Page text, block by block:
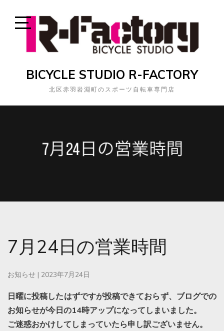
Open
Sidebar
BICYCLE STUDIO R-FACTORY
北区赤羽岩淵町のスポーツ自転車専門店
7月24日の営業時間
お知らせ | 2023年7月24日
日曜に投稿したはずですが投稿できておらず、ブログでの
お知らせが今日の14時アップになってしまいました。
ご迷惑おかけしてしまっていたら申し訳ございません。